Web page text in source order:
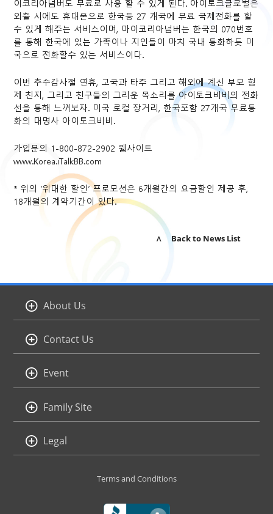
이코리아넘버도 무료로 사용 할 수 있게 된다. 아이토크글로벌은
외출 시에도 휴대폰으로 한국등 27 개국에 무료 국제전화를 할
수 있게 해주는 서비스이며, 마이코리아넘버는 한국의 070번호
를 통해 한국에 있는 가족이나 지인들이 마치 국내 통화하듯 미
국으로 전화할수 있는 서비스이다.
이번 추수감사절 연휴, 고국과 타주 그리고 해외에 계신 부모 형
제 친지, 그리고 친구들의 그리운 목소리를 아이토크비비의 전화
선을 통해 느껴보자. 미국 로컬 장거리, 한국포함 27개국 무료통
화의 대명사 아이토크비비.
가입문의 1-800-872-2902 웹사이트
www.Korea.iTalkBB.com
* 위의 ’위대한 할인’ 프로모션은 6개월간의 요금할인 제공 후,
18개월의 계약기간이 있다.
∧ Back to News List
About Us
Contact Us
Event
Family Site
Legal
Terms and Conditions